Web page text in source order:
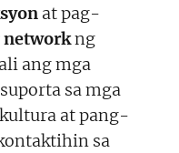
at pag-
networkng
ang mga
sa mga
at pang-
sa